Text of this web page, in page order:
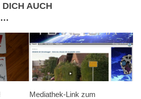
AUCH
…
Mediathek-Link zum